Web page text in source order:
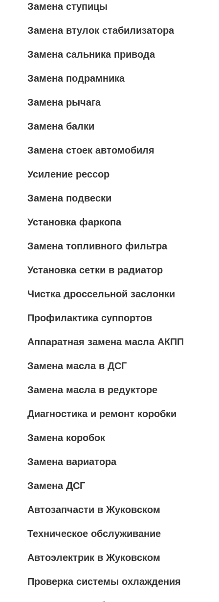
Замена ступицы
Замена втулок стабилизатора
Замена сальника привода
Замена подрамника
Замена рычага
Замена балки
Замена стоек автомобиля
Усиление рессор
Замена подвески
Установка фаркопа
Замена топливного фильтра
Установка сетки в радиатор
Чистка дроссельной заслонки
Профилактика суппортов
Аппаратная замена масла АКПП
Замена масла в ДСГ
Замена масла в редукторе
Диагностика и ремонт коробки
Замена коробок
Замена вариатора
Замена ДСГ
Автозапчасти в Жуковском
Техническое обслуживание
Автоэлектрик в Жуковском
Проверка системы охлаждения